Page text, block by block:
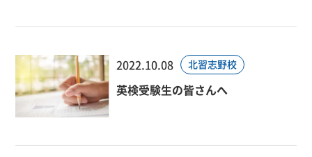
2022.10.08 北習志野校
英検受験生の皆さんへ